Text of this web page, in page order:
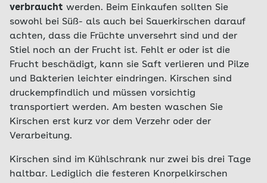
verbraucht werden. Beim Einkaufen sollten Sie
sowohl bei Süß- als auch bei Sauerkirschen darauf
achten, dass die Früchte unversehrt sind und der
Stiel noch an der Frucht ist. Fehlt er oder ist die
Frucht beschädigt, kann sie Saft verlieren und Pilze
und Bakterien leichter eindringen. Kirschen sind
druckempfindlich und müssen vorsichtig
transportiert werden. Am besten waschen Sie
Kirschen erst kurz vor dem Verzehr oder der
Verarbeitung.
Kirschen sind im Kühlschrank nur zwei bis drei Tage
haltbar. Lediglich die festeren Knorpelkirschen